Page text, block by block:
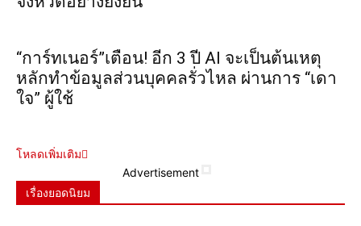
“การ์ทเนอร์”เตือน! อีก 3 ปี AI จะเป็นต้นเหตุ
หลักทำข้อมูลส่วนบุคคลรั่วไหล ผ่านการ “เดา
ใจ” ผู้ใช้
โหลดเพิ่มเติม
Advertisement
เรื่องยอดนิยม